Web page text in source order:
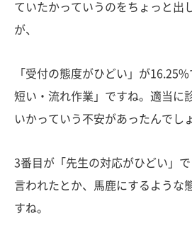
ていたかっていうのをちょっと出
が、
「受付の態度がひどい」が
短い・流れ作業」ですね。適当に
いかっていう不安があったんでし
3番目が「先生の対応がひどい」
言われたとか、馬鹿にするような
すね。